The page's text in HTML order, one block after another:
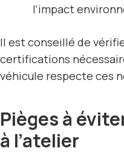
l’impact
Il est conseillé de
certifications
véhicule respecte ces
Pièges à
à l’atelier